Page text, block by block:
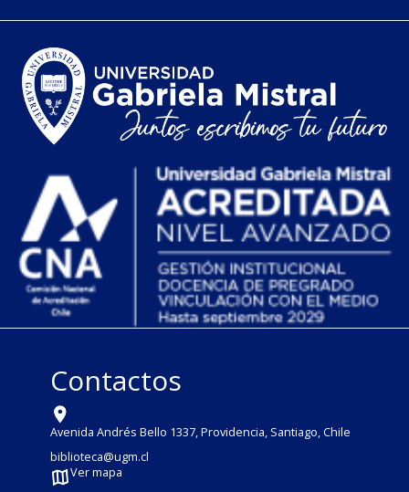
Contactos
Avenida Andrés Bello 1337, Providencia, Santiago, Chile
biblioteca@ugm.cl
Ver mapa